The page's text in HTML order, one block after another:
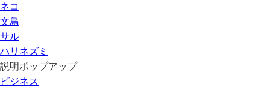
ネコ
文鳥
サル
ハリネズミ
説明ポップアップ
ビジネス